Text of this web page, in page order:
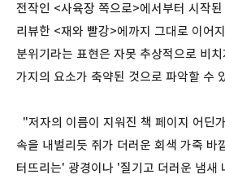
전작인 <사육장 쪽으로>에서부터 시작
리뷰한 <재와 빨강>에까지 그대로 이어
분위기라는 표현은 자못 추상적으로 비
가지의 요소가 축약된 것으로 파악할 수
"저자의 이름이 지워진 책 페이지 어딘
속을 내벌리듯 쥐가 더러운 회색 가죽 바
터뜨리는' 광경이나 '질기고 더러운 냄새